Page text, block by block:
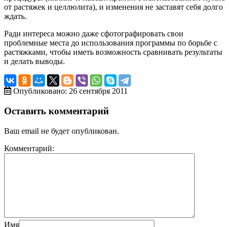
от растяжек и целлюлита), и изменения не заставят себя долго
ждать.
Ради интереса можно даже сфотографировать свои
проблемные места до использования программы по борьбе с
растяжками, чтобы иметь возможность сравнивать результаты
и делать выводы.
Опубликовано: 26 сентября 2011
Оставить комментарий
Ваш email не будет опубликован.
Комментарий:
Имя